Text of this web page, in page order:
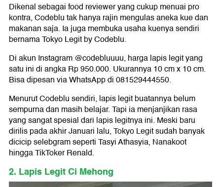
Dikenal sebagai food reviewer yang cukup menuai pro
kontra, Codeblu tak hanya rajin mengulas aneka kue dan
makanan saja. Ia juga membuka usaha kuenya sendiri
bernama Tokyo Legit by Codeblu.
Di akun Instagram @codebluuuu, harga lapis legit yang
satu ini di angka Rp 950.000. Ukurannya 10 cm x 10 cm.
Bisa dipesan via WhatsApp di 081529444550.
Menurut Codeblu sendiri, lapis legit buatannya belum
sempurna dan masih belajar. Tapi ia menjanjikan rasa
yang sangat spesial dari lapis legitnya ini. Meski baru
dirilis pada akhir Januari lalu, Tokyo Legit sudah banyak
dicicip selebgram seperti Tasyi Athasyia, Nanakoot
hingga TikToker Renald.
2. Lapis Legit Ci Mehong